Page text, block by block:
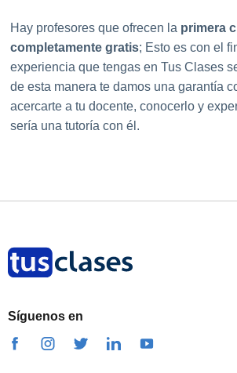
Hay profesores que ofrecen la primera
completamente gratis; Esto es con el
experiencia que tengas en Tus Clases
de esta manera te damos una garantía
acercarte a tu docente, conocerlo y
sería una tutoría con él.
Síguenos en